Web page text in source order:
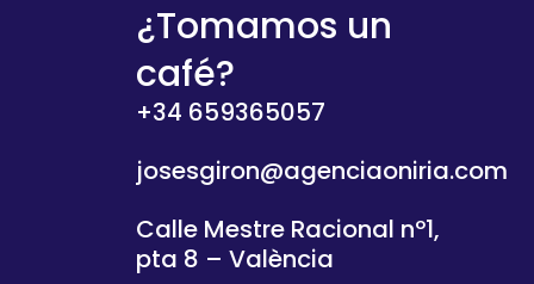
¿Tomamos un
café?
+34 659365057
josesgiron@agenciaoniria.com
Calle Mestre Racional nº1,
pta 8 – València